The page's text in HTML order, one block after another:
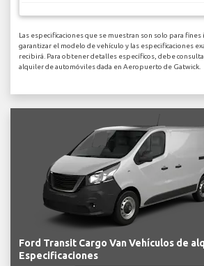
Las especificaciones que se muestran son solo para
garantizar el modelo de vehículo y las especificaciones
recibirá. Para obtener detalles específicos, debe
alquiler de automóviles dada en Aeropuerto de Gatwick.
Ford Transit Cargo Van Vehículos de
Especificaciones